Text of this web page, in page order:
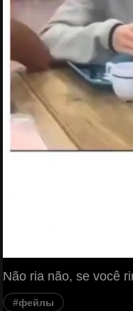
Não ria não, se você
#фейлы